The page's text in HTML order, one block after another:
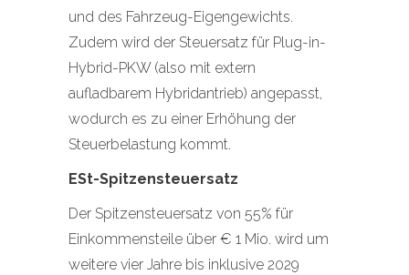
und des Fahrzeug-Eigengewichts.
Zudem wird der Steuersatz für Plug-in-
Hybrid-PKW (also mit extern
aufladbarem Hybridantrieb) angepasst,
wodurch es zu einer Erhöhung der
Steuerbelastung kommt.
ESt-Spitzensteuersatz
Der Spitzensteuersatz von 55% für
Einkommensteile über € 1 Mio. wird um
weitere vier Jahre bis inklusive 2029